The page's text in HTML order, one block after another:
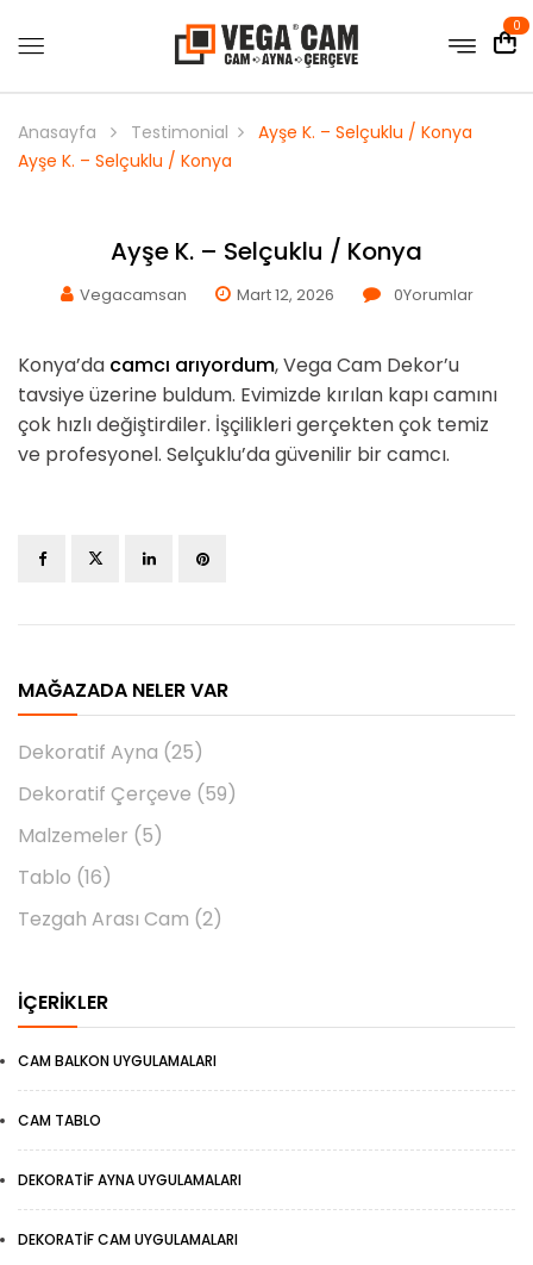
0
Anasayfa Testimonial
Ayşe K. – Selçuklu / Konya
Ayşe K. – Selçuklu / Konya
MAĞAZADA NELER VAR
Dekoratif Ayna (25)
Dekoratif Çerçeve (59)
Malzemeler (5)
Tablo (16)
Tezgah Arası Cam (2)
İÇERIKLER
CAM BALKON UYGULAMALARI
CAM TABLO
DEKORATIF AYNA UYGULAMALARI
DEKORATIF CAM UYGULAMALARI
Ayşe K. – Selçuklu / Konya
Vegacamsan Mart 12, 2026 0Yorumlar
Konya’da camcı arıyordum, Vega Cam Dekor’u
tavsiye üzerine buldum. Evimizde kırılan kapı camını
çok hızlı değiştirdiler. İşçilikleri gerçekten çok temiz
ve profesyonel. Selçuklu’da güvenilir bir camcı.